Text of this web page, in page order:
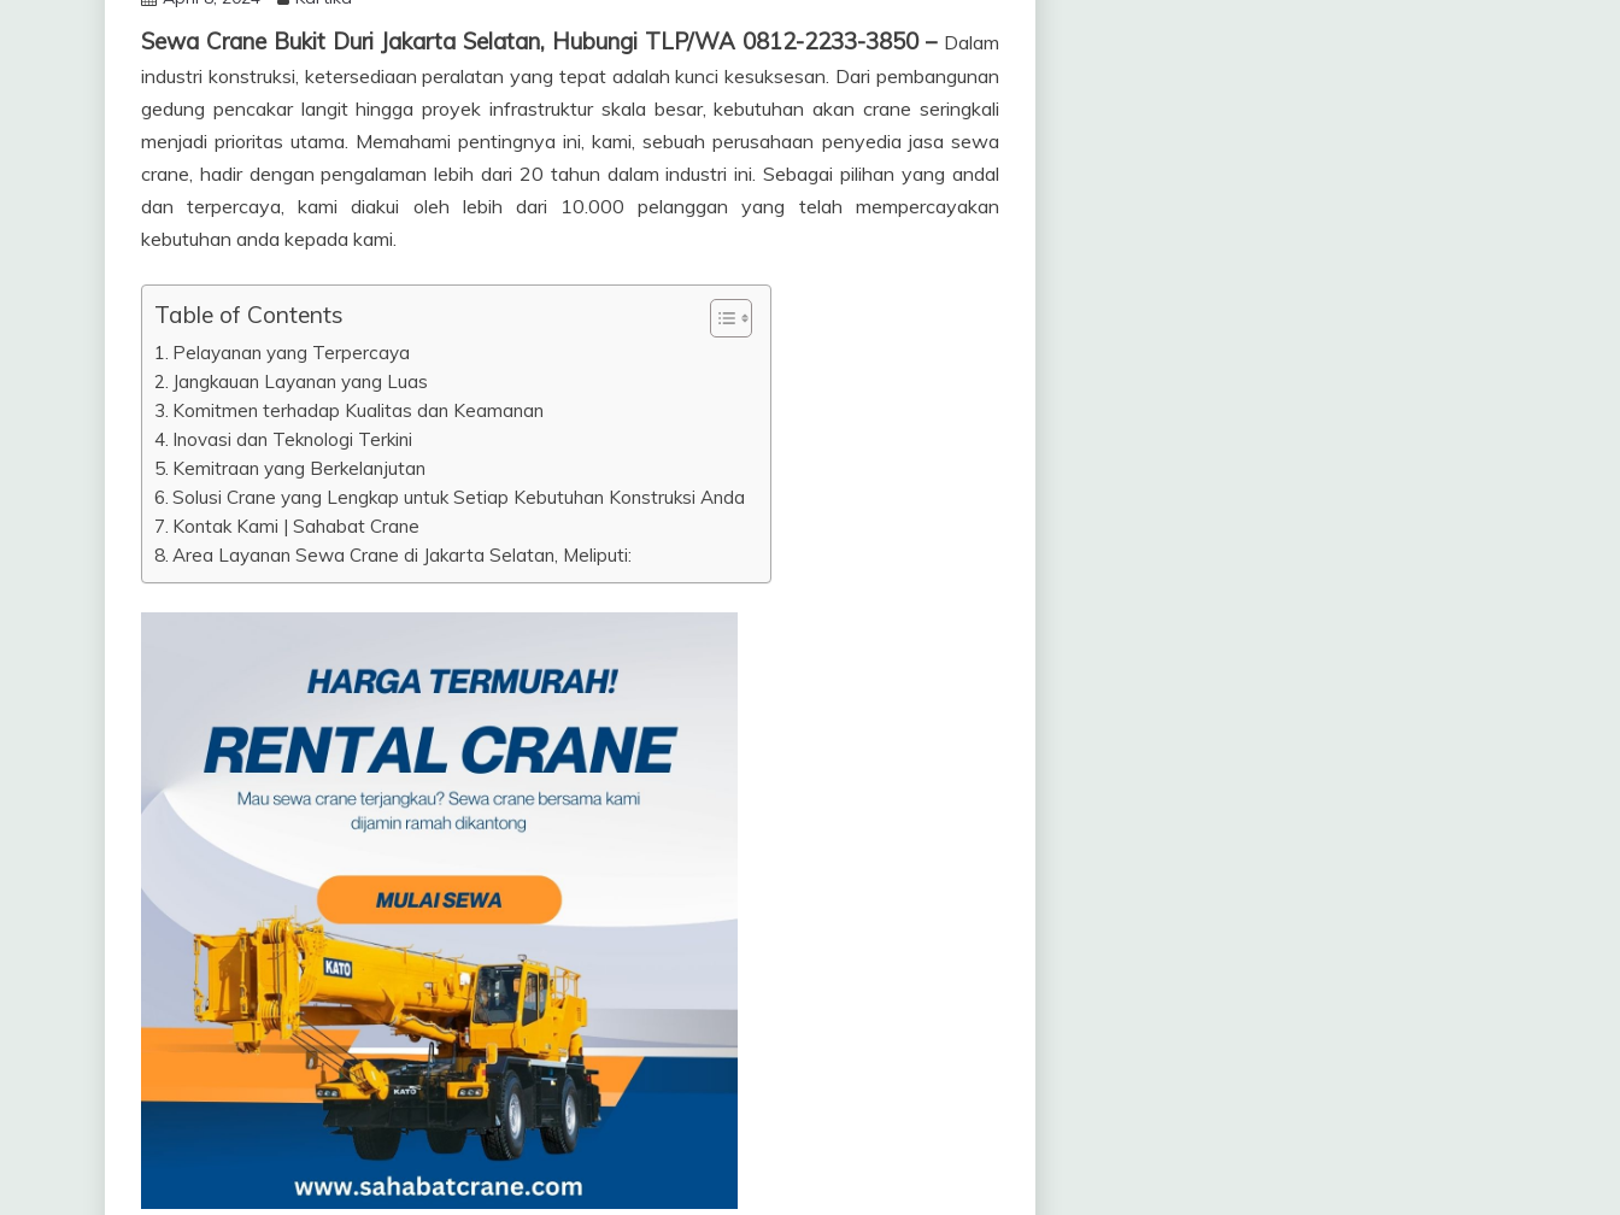
Sewa Crane Bukit Duri Jakarta Selatan, Hubungi TLP/WA 0812-2233-3850 – Dalam
industri konstruksi, ketersediaan peralatan yang tepat adalah kunci kesuksesan. Dari pembangunan
gedung pencakar langit hingga proyek infrastruktur skala besar, kebutuhan akan crane seringkali
menjadi prioritas utama. Memahami pentingnya ini, kami, sebuah perusahaan penyedia jasa sewa
crane, hadir dengan pengalaman lebih dari 20 tahun dalam industri ini. Sebagai pilihan yang andal
dan terpercaya, kami diakui oleh lebih dari 10.000 pelanggan yang telah mempercayakan
kebutuhan anda kepada kami.
Table of Contents
Pelayanan yang Terpercaya
Jangkauan Layanan yang Luas
Komitmen terhadap Kualitas dan Keamanan
Inovasi dan Teknologi Terkini
Kemitraan yang Berkelanjutan
Solusi Crane yang Lengkap untuk Setiap Kebutuhan Konstruksi Anda
Kontak Kami | Sahabat Crane
Area Layanan Sewa Crane di Jakarta Selatan, Meliputi: